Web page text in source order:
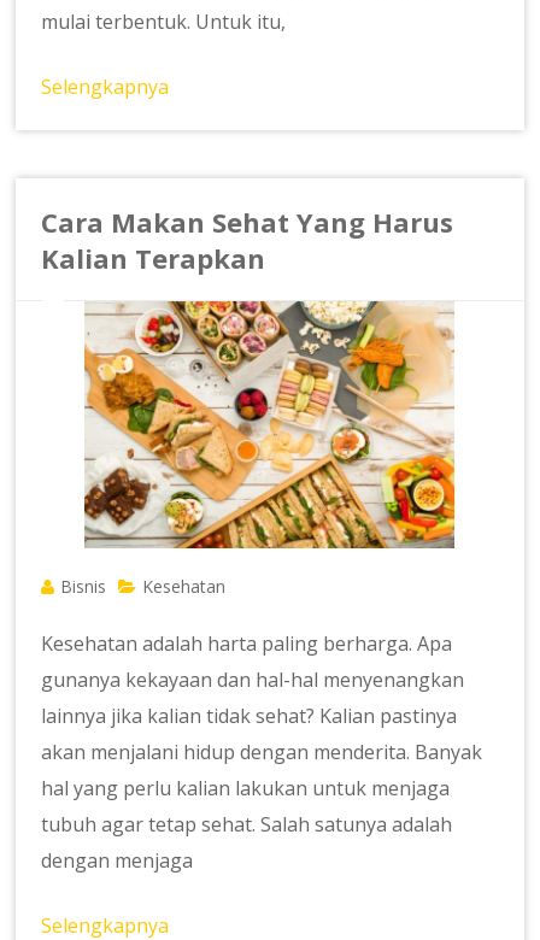
mulai terbentuk. Untuk itu,
Selengkapnya
Cara Makan Sehat Yang Harus
Kalian Terapkan
Bisnis Kesehatan
Kesehatan adalah harta paling berharga. Apa
gunanya kekayaan dan hal-hal menyenangkan
lainnya jika kalian tidak sehat? Kalian pastinya
akan menjalani hidup dengan menderita. Banyak
hal yang perlu kalian lakukan untuk menjaga
tubuh agar tetap sehat. Salah satunya adalah
dengan menjaga
Selengkapnya